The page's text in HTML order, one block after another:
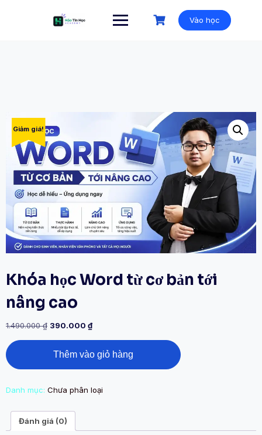
Vào học
Giảm giá!
Khóa học Word từ cơ bản tới
nâng cao
1.490.000₫ 390.000 ₫
Thêm vào giỏ hàng
Danh mục: Chưa phân loại
Đánh giá (0)